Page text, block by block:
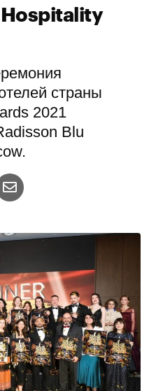
страны
2021
Blu